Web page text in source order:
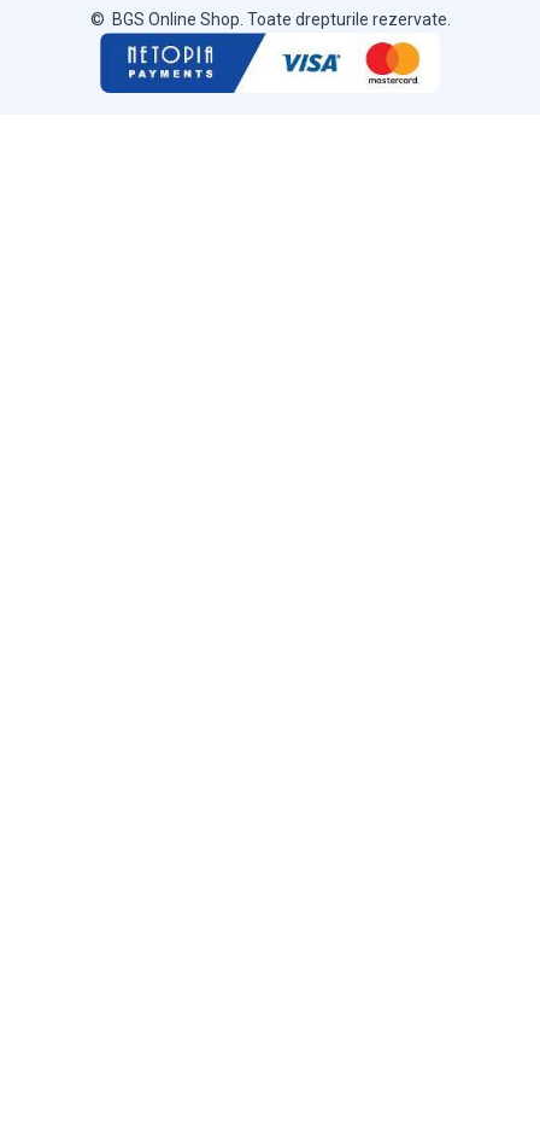
© BGS Online Shop. Toate drepturile rezervate.